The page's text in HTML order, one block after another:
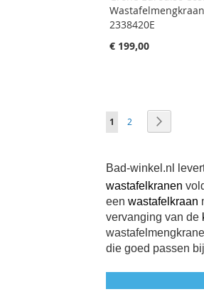
2338420E
€ 199,00
Pagina
Je leest momenteel
1 Pagina
2
Bad-winkel.nl
wastafelkranen
eenwastafelkraan
vervanging van de
die goed passen